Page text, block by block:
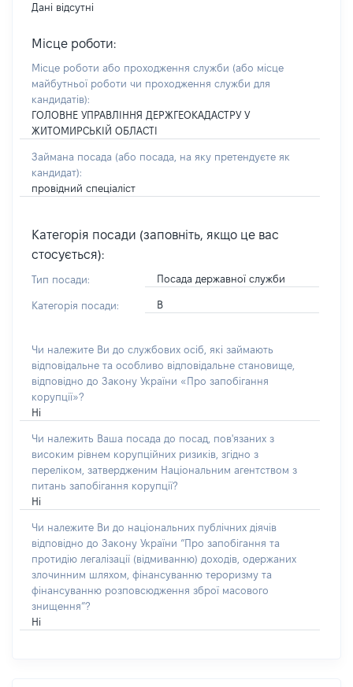
Дані відсутні
Місце роботи:
Місце роботи або проходження служби (або місце
майбутньої роботи чи проходження служби для
кандидатів):
ГОЛОВНЕ УПРАВЛІННЯ ДЕРЖГЕОКАДАСТРУ У
ЖИТОМИРСЬКІЙ ОБЛАСТІ
Займана посада (або посада, на яку претендуєте як
кандидат):
провідний спеціаліст
Категорія посади (заповніть, якщо це вас
стосується):
Тип посади: Посада державної служби
Категорія посади: В
Чи належите Ви до службових осіб, які займають
відповідальне та особливо відповідальне становище,
відповідно до Закону України «Про запобігання
корупції»?
Ні
Чи належить Ваша посада до посад, пов'язаних з
високим рівнем корупційних ризиків, згідно з
переліком, затвердженим Національним агентством з
питань запобігання корупції?
Ні
Чи належите Ви до національних публічних діячів
відповідно до Закону України “Про запобігання та
протидію легалізації (відмиванню) доходів, одержаних
злочинним шляхом, фінансуванню тероризму та
фінансуванню розповсюдження зброї масового
знищення”?
Ні